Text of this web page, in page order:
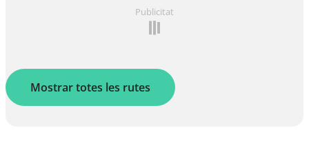
Publicitat
Mostrar totes les rutes